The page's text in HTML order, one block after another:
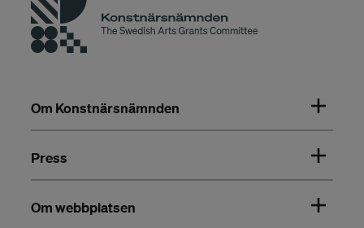
Om Konstnärsnämnden
Press
Om webbplatsen